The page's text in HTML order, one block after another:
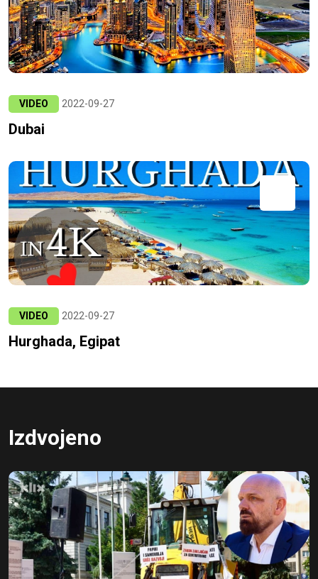
VIDEO 2022-09-27
Dubai
VIDEO 2022-09-27
Hurghada, Egipat
Izdvojeno